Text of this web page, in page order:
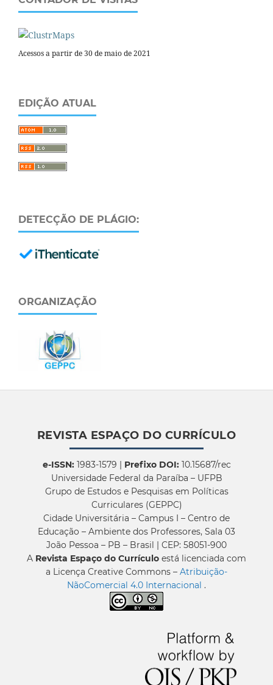
Acessos a partir de 30 de maio de 2021
EDIÇÃO ATUAL
DETECÇÃO DE PLÁGIO:
ORGANIZAÇÃO
REVISTA ESPAÇO DO CURRÍCULO
e-ISSN:1983-1579 | Prefixo DOI:10.15687/rec
Universidade Federal da Paraíba – UFPB
Grupo de Estudos e Pesquisas em Políticas
Curriculares (GEPPC)
Cidade Universitária – Campus I – Centro de
Educação – Ambiente dos Professores, Sala 03
João Pessoa – PB – Brasil | CEP: 58051-900
A Revista Espaço do Currículo está licenciada com
a Licença Creative Commons – Atribuição-
NãoComercial 4.0 Internacional .